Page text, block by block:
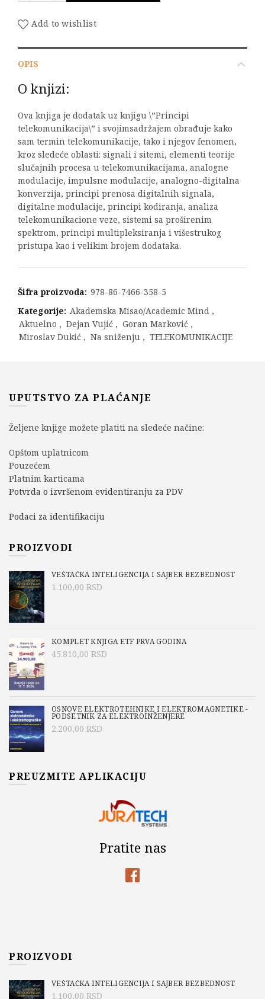
Add to wishlist
OPIS
O knjizi:
Ova knjiga je dodatak uz knjigu \”Principi
telekomunikacija\” i svojimsadržajem obrađuje kako
sam termin telekomunikacije, tako i njegov fenomen,
kroz sledeće oblasti: signali i sitemi, elementi teorije
slučajnih procesa u telekomunikacijama, analogne
modulacije, impulsne modulacije, analogno-digitalna
konverzija, principi prenosa digitalnih signala,
digitalne modulacije, principi kodiranja, analiza
telekomunikacione veze, sistemi sa proširenim
spektrom, principi multipleksiranja i višestrukog
pristupa kao i velikim brojem dodataka.
Šifra proizvoda: 978-86-7466-358-5
Kategorije: Akademska Misao/Academic Mind ,
Aktuelno , Dejan Vujić , Goran Marković ,
Miroslav Dukić , Na sniženju , TELEKOMUNIKACIJE
UPUTSTVO ZA PLAĆANJE
Željene knjige možete platiti na sledeće načine:
Opštom uplatnicom
Pouzećem
Platnim karticama
Potvrda o izvršenom evidentiranju za PDV
Podaci za identifikaciju
PROIZVODI
VEŠTAČKA INTELIGENCIJA I SAJBER BEZBEDNOST
1.100,00 RSD
KOMPLET KNJIGA ETF PRVA GODINA
45.810,00 RSD
OSNOVE ELEKTROTEHNIKE I ELEKTROMAGNETIKE -
PODSETNIK ZA ELEKTROINŽENJERE
2.200,00 RSD
PREUZMITE APLIKACIJU
Pratite nas
PROIZVODI
VEŠTAČKA INTELIGENCIJA I SAJBER BEZBEDNOST
1.100,00 RSD